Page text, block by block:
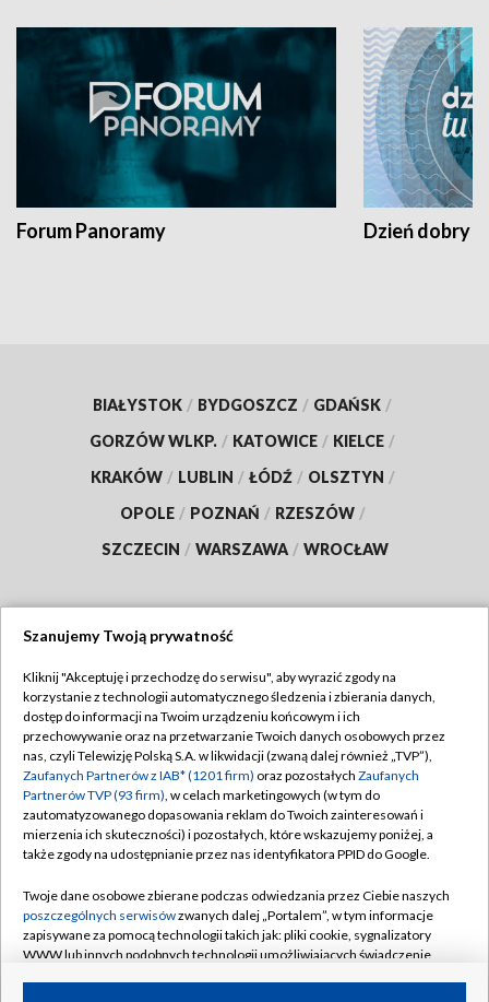
Forum Panoramy Dzień dobry
BIAŁYSTOK / BYDGOSZCZ / GDAŃSK /
GORZÓW WLKP. / KATOWICE / KIELCE /
KRAKÓW / LUBLIN / ŁÓDŹ / OLSZTYN /
OPOLE / POZNAŃ / RZESZÓW /
SZCZECIN / WARSZAWA / WROCŁAW
TVP
Abonament TVP
Emisja w TVP
Centrum informacji TVP
Naziemna Telewizja Cyfrowa
Rada Programowa
System NOS
Informacje o nadawcy
Regulamin TVP
Polityka prywatności
Moje zgody
Pomoc
Kontakt
Kanały
Szanujemy Twoją prywatność
Kliknij "Akceptuję i przechodzę do serwisu", aby wyrazić zgody na
korzystanie z technologii automatycznego śledzenia i zbierania danych,
dostęp do informacji na Twoim urządzeniu końcowym i ich
przechowywanie oraz na przetwarzanie Twoich danych osobowych przez
nas, czyli Telewizję Polską S.A. w likwidacji (zwaną dalej również „TVP”),
Zaufanych Partnerów z IAB* (1201 firm) oraz pozostałych Zaufanych
Partnerów TVP (93 firm), w celach marketingowych (w tym do
zautomatyzowanego dopasowania reklam do Twoich zainteresowań i
mierzenia ich skuteczności) i pozostałych, które wskazujemy poniżej, a
także zgody na udostępnianie przez nas identyfikatora PPID do Google.
Twoje dane osobowe zbierane podczas odwiedzania przez Ciebie naszych
poszczególnych serwisówzwanych dalej „Portalem”, w tym informacje
zapisywane za pomocą technologii takich jak: pliki cookie, sygnalizatory
WWW lub innych podobnych technologii umożliwiających świadczenie